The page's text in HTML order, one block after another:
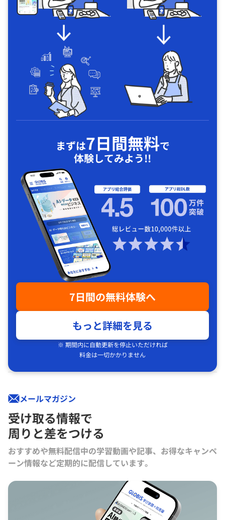
まずは7日間無料で
体験してみよう!!
7日間の無料体験へ
もっと詳細を見る
※ 期間内に自動更新を停止いただければ
料金は一切かかりません
メールマガジン
受け取る情報で
周りと差をつける
おすすめや無料配信中の学習動画や記事、お得なキャンペ
ーン情報など定期的に配信しています。